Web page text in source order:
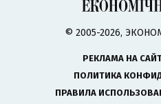
© 2005-2026,
РЕКЛАМА НА
ПОЛИТИКА
ПРАВИЛА